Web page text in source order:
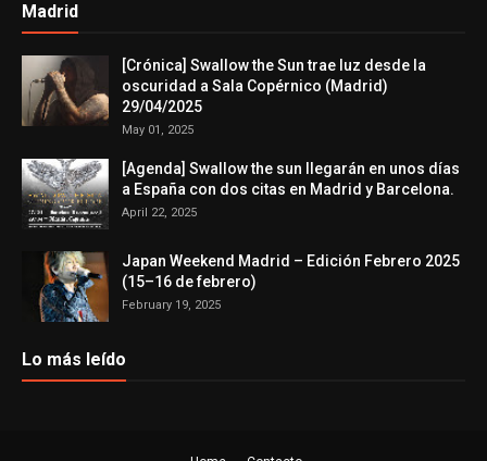
Madrid
[Crónica] Swallow the Sun trae luz desde la
oscuridad a Sala Copérnico (Madrid)
29/04/2025
May 01, 2025
[Agenda] Swallow the sun llegarán en unos días
a España con dos citas en Madrid y Barcelona.
April 22, 2025
Japan Weekend Madrid – Edición Febrero 2025
(15–16 de febrero)
February 19, 2025
Lo más leído